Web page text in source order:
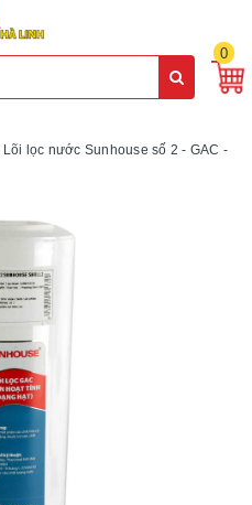
0
Lõi lọc nước Sunhouse số 2 - GAC -